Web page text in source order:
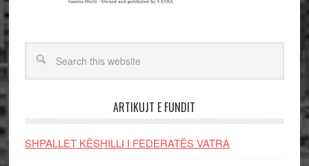
ARTIKUJT E FUNDIT
SHPALLET KËSHILLI I FEDERATËS VATRA